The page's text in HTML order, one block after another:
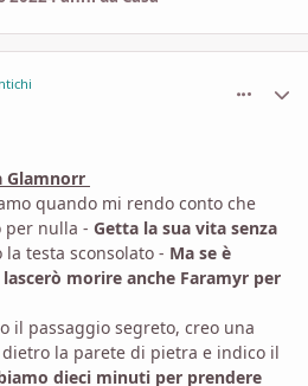
Glamnorr
quando mi rendo conto che
per nulla - Getta la sua vita senza
testa sconsolato - Ma se è
morire anche Faramyr per
il passaggio segreto, creo una
la parete di pietra e indico il
dieci minuti per prendere